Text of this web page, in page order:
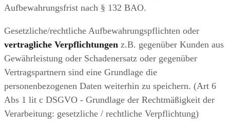
Aufbewahrungsfrist nach § 132 BAO.
Gesetzliche/rechtliche Aufbewahrungspflichten oder
vertragliche Verpflichtungen z.B. gegenüber Kunden aus
Gewährleistung oder Schadenersatz oder gegenüber
Vertragspartnern sind eine Grundlage die
personenbezogenen Daten weiterhin zu speichern. (Art 6
Abs 1 lit c DSGVO - Grundlage der Rechtmäßigkeit der
Verarbeitung: gesetzliche / rechtliche Verpflichtung)